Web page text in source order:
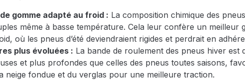
gomme adapté au froid : La composition chimique des
même à basse température. Cela leur confère un meilleur
où les pneus d’été deviendraient rigides et perdrait en
plus évoluées : La bande de roulement des pneus hiver est
et plus profondes que celles des pneus toutes saisons,
neige fondue et du verglas pour une meilleure traction.